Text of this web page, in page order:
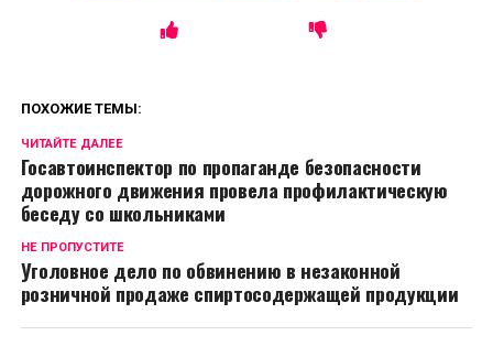
ПОХОЖИЕ ТЕМЫ:
ЧИТАЙТЕ ДАЛЕЕ
Госавтоинспектор по пропаганде безопасности
дорожного движения провела профилактическую
беседу со школьниками
НЕ ПРОПУСТИТЕ
Уголовное дело по обвинению в незаконной
розничной продаже спиртосодержащей продукции